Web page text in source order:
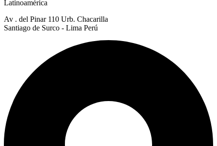
Latinoamérica
Av . del Pinar 110 Urb. Chacarilla
Santiago de Surco - Lima Perú